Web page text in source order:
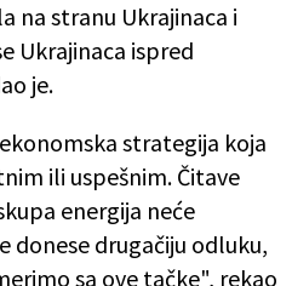
na stranu Ukrajinaca i
Ukrajinaca ispred
je.
strategija koja
ili uspešnim. Čitave
energija neće
donese drugačiju odluku,
sa ove tačke", rekao